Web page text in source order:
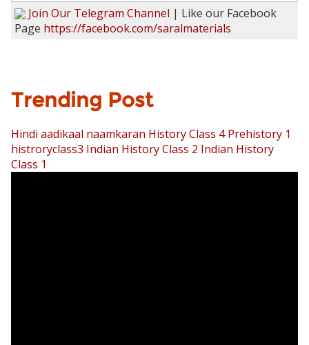
Join Our Telegram Channel | Like our Facebook
Page https://facebook.com/saralmaterials
Trending Post
Hindi aadikaal naamkaran History Class 4 Prehistory 1
histroryclass3 Indian History Class 2 Indian History
Class 1